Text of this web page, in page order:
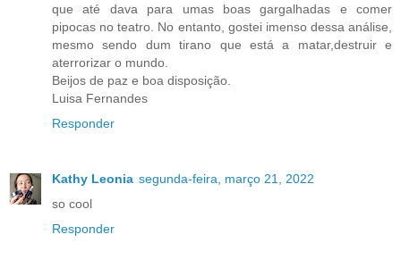
que até dava para umas boas gargalhadas e comer
pipocas no teatro. No entanto, gostei imenso dessa análise,
mesmo sendo dum tirano que está a matar,destruir e
aterrorizar o mundo.
Beijos de paz e boa disposição.
Luisa Fernandes
Responder
Kathy Leonia segunda-feira, março 21, 2022
so cool
Responder